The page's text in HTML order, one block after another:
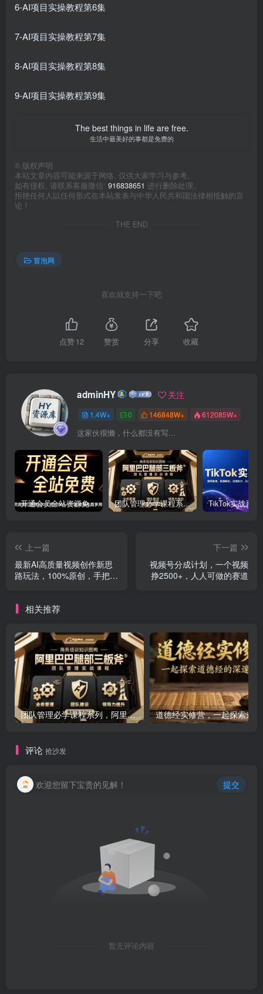
6-AI项目实操教程第6集
7-AI项目实操教程第7集
8-AI项目实操教程第8集
9-AI项目实操教程第9集
The best things in life are free.
生活中最美好的事都是免费的
© 版权声明
本站文章内容可能来源于网络, 仅供大家学习与参考,
如有侵权, 请联系客服微信: 916838651 进行删除处理。
拒绝任何人以任何形式在本站发表与中华人民共和国法律相抵触的言
论！
THE END
冒泡网
喜欢就支持一下吧
点赞12 赞赏 分享 收藏
adminHY 关注
1.4W+ 0 146848W+ 612085W+
这家伙很懒，什么都没有写...
开通会员全站资源免费下载 开通VIP会员 HY资源库 团队管理必学课程系列，阿里巴巴“腿部三板斧”
上一篇
最新AI高质量视频创作新思
路玩法，100%原创，手把手
下一篇
视频号分成计划，一个视频
挣2500+，人人可做的赛道
相关推荐
团队管理必学课程系列，阿里巴巴“腿部三板斧”
评论 抢沙发
欢迎您留下宝贵的见解！ 提交
暂无评论内容